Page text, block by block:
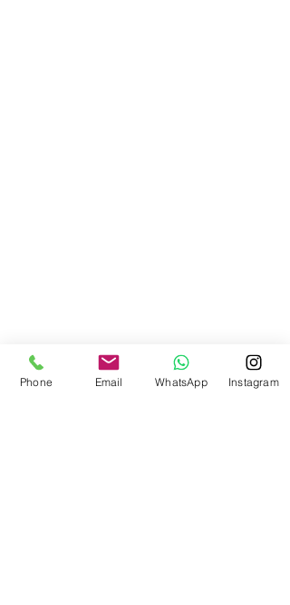
Phone Email WhatsApp Instagram